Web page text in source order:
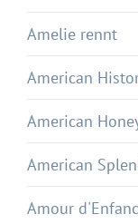
Amelie rennt
American
American
American
Amour